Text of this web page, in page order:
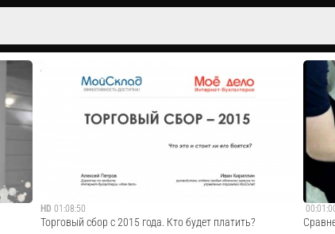
HD 01:08:50
Торговый сбор с 2015 года. Кто будет платить?